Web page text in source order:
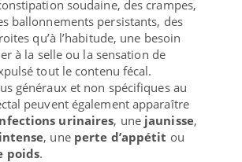
soudaine, des crampes,
ballonnements persistants, des
qu’à l’habitude, une besoin
à la selle ou la sensation de
tout le contenu fécal.
généraux et non spécifiques au
peuvent également apparaître
urinaires, une jaunisse,
, une perte d’appétit ou
poids.